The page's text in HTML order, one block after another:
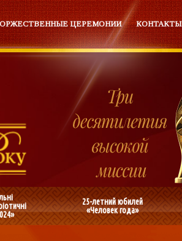
ЦЕРЕМОНИИ КОНТАКТЫ
25-летний юбилей
«Человек года»